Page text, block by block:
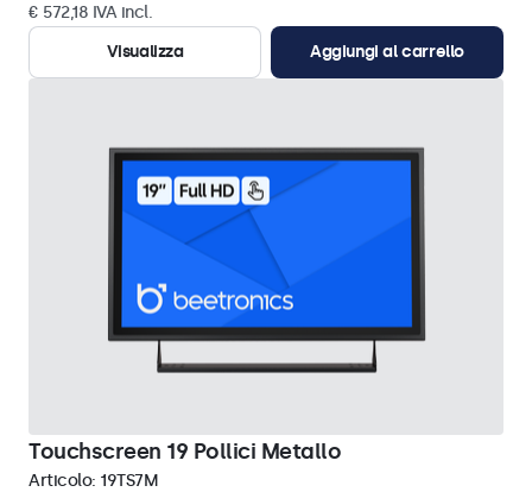
€ 572,18 IVA incl.
Visualizza
Aggiungi al carrello
Touchscreen 19 Pollici Metallo
Articolo: 19TS7M